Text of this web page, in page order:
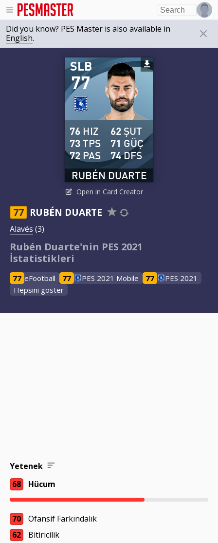
Did you know? PES Master is also available in
English.
77
SLB
RUBÉN DUARTE
76 HIZ
73TPS
72 PAS
62 ŞUT
71 GÜÇ
74DFS
Open in Card Creator
77 RUBÉN DUARTE
Alavés (3)
Rubén Duarte'nin PES 2021
İstatistikleri
77 eFootball 77 PES 2021 Mobile 77
PES 2021
Hepsini göster
Yetenek
68
Hücum
70
Ofansif Farkındalık
62
Bitiricilik